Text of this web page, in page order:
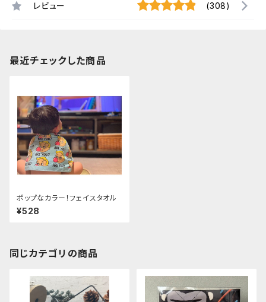
レビュー (308)
最近チェックした商品
ポップなカラー！フェイスタオル
¥528
同じカテゴリの商品